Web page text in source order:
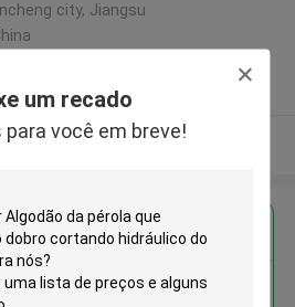
um recado
para você em breve!
city, Jiangsu
verificado
Veja mais
preço para
da pérola que